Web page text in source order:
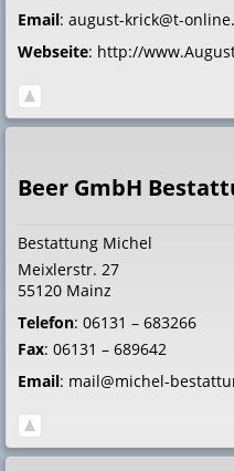
Email: august-krick@t-
Webseite: http://
Beer GmbH
Bestattung Michel
Meixlerstr. 27
55120 Mainz
Telefon: 06131 – 683266
Fax: 06131 – 689642
Email: mail@michel-